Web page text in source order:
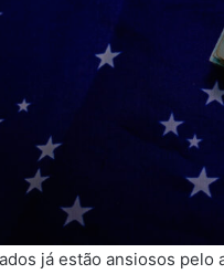
já estão ansiosos